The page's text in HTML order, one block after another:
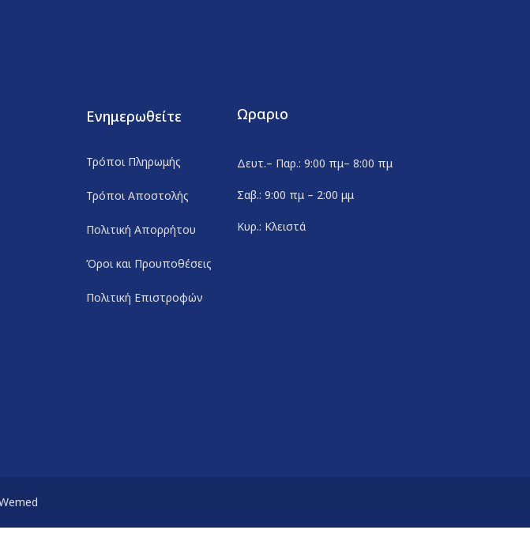
Ενημερωθείτε
Τρόποι Πληρωμής
Τρόποι Αποστολής
Πολιτική Απορρήτου
Όροι και Προυποθέσεις
Πολιτική Επιστροφών
Ωραριο
Δευτ.– Παρ.: 9:00 πμ– 8:00 πμ
Σαβ.: 9:00 πμ – 2:00 μμ
Κυρ.: Κλειστά